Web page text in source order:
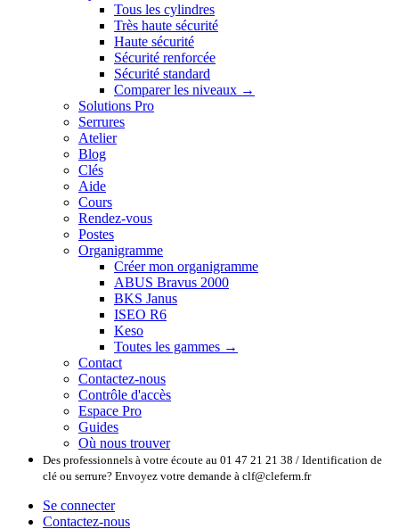
Tous les cylindres
Très haute sécurité
Haute sécurité
Sécurité renforcée
Sécurité standard
Comparer les niveaux →
Solutions Pro
Serrures
Atelier
Blog
Clés
Aide
Cours
Rendez-vous
Postes
Organigramme
Créer mon organigramme
ABUS Bravus 2000
BKS Janus
ISEO R6
Keso
Toutes les gammes →
Contact
Contactez-nous
Contrôle d'accès
Espace Pro
Guides
Où nous trouver
Des professionnels à votre écoute au 01 47 21 21 38 / Identification de
clé ou serrure? Envoyez votre demande à clf@cleferm.fr
Se connecter
Contactez-nous